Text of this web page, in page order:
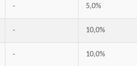
Eukanuba Adult Small Breed
Evolution Super Premium Perro de Razas
- 5,0%
- 10,0%
- 10,0%